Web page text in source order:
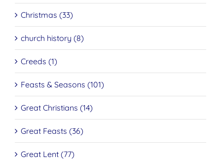
Christmas (33)
church history (8)
Creeds (1)
Feasts & Seasons (101)
Great Christians (14)
Great Feasts (36)
Great Lent (77)